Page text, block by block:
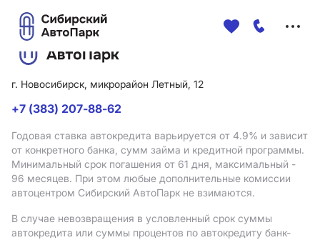
г. Новосибирск, микрорайон Летный, 12
+7 (383) 207-88-62
Годовая ставка автокредита варьируется от 4.9% и зависит
от конкретного банка, сумм займа и кредитной программы.
Минимальный срок погашения от 61 дня, максимальный -
96 месяцев. При этом любые дополнительные комиссии
автоцентром Сибирский АвтоПарк не взимаются.
В случае невозвращения в условленный срок суммы
автокредита или суммы процентов по автокредиту банк-